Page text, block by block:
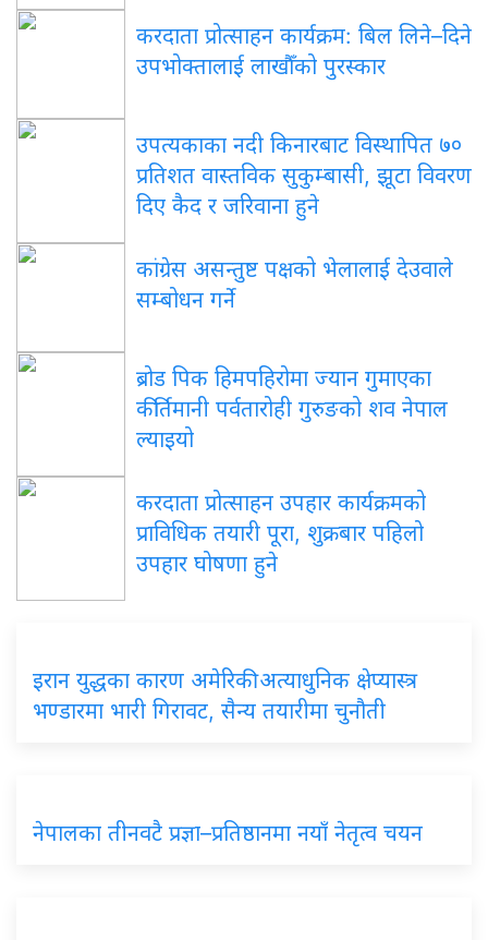
करदाता प्रोत्साहन कार्यक्रम: बिल लिने–दिने
उपभोक्तालाई लाखौँको पुरस्कार
उपत्यकाका नदी किनारबाट विस्थापित ७०
प्रतिशत वास्तविक सुकुम्बासी, झूटा विवरण
दिए कैद र जरिवाना हुने
कांग्रेस असन्तुष्ट पक्षको भेलालाई देउवाले
सम्बोधन गर्ने
ब्रोड पिक हिमपहिरोमा ज्यान गुमाएका
कीर्तिमानी पर्वतारोही गुरुङको शव नेपाल
ल्याइयो
करदाता प्रोत्साहन उपहार कार्यक्रमको
प्राविधिक तयारी पूरा, शुक्रबार पहिलो
उपहार घोषणा हुने
इरान युद्धका कारण अमेरिकी अत्याधुनिक क्षेप्यास्त्र
भण्डारमा भारी गिरावट, सैन्य तयारीमा चुनौती
नेपालका तीनवटै प्रज्ञा–प्रतिष्ठानमा नयाँ नेतृत्व चयन